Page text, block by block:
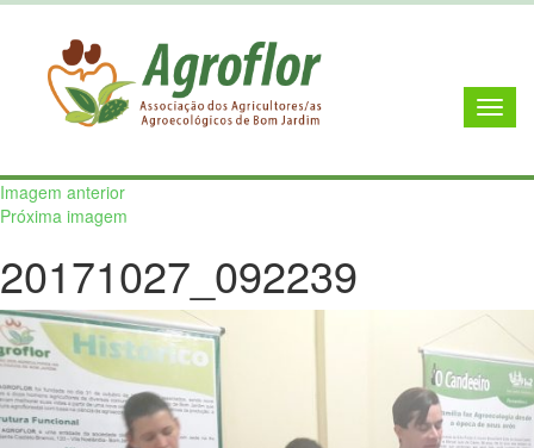
Imagem anterior
Próxima imagem
20171027_092239